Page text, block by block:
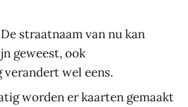
straatnaam van nu kan
geweest, ook
wel eens.
worden er kaarten gemaakt